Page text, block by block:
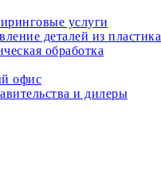
услуги
деталей из пластика
обработка
офис
и дилеры